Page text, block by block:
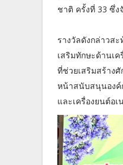
ชาติ ครั้งที่ 33 ซึ่ง
รางวัลดังกล่าวส
เสริมทักษะด้านเ
ที่ช่วยเสริมสร้าง
หน้าสนับสนุนองค์
และเครื่องยนต์อ